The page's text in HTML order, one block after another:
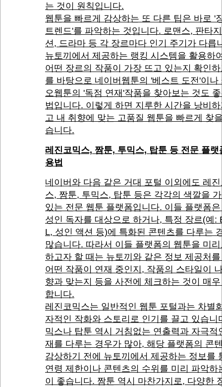
는 것이 원칙입니다.
웹툰을 빠르게 감상하는 또 다른 팁은 바로 '
트렌드'를 파악하는 것입니다. 로맨스, 판타
션, 드라마 등 각 장르마다 인기 주기가 다릅
뉴토끼에서 제공하는 랭킹 시스템을 활용하
어떤 장르의 작품이 가장 뜨고 있는지 확인
를 바탕으로 네이버웹툰의 '베스트 도전'이나
오웹툰의 '독점 연재'작품을 찾아보는 것도
법입니다. 이렇게 하면 지루한 시간을 낭비
고 내 취향에 맞는 고품질 웹툰을 빠르게 찾
습니다.
레진코믹스, 짬툰, 투믹스, 탑툰 등 전문 플랫
용법
네이버와 다음 같은 거대 포털 이외에도 레
스, 짬툰, 투믹스, 탑툰 등은 각각의 색깔을
있는 전문 웹툰 플랫폼입니다. 이들 플랫폼
성인 독자를 대상으로 하거나, 특정 장르(예:
L, 성인 액션 등)에 특화된 콘텐츠를 다루는
많습니다. 따라서 이들 플랫폼의 웹툰을 미
하고자 할 때는 뉴토끼와 같은 정보 제공처
어떤 작품이 연재 중인지, 작품의 스타일이
향과 맞는지 등을 사전에 체크하는 것이 매
합니다.
레진코믹스는 일반적인 웹툰 포털과는 차별
자적인 작화와 스토리로 인기를 끌고 있습니
믹스나 탑툰 역시 거침없는 연출력과 자극적
재를 다루는 경우가 많아, 해당 플랫폼의 콘
감상하기 전에 뉴토끼에서 제공하는 정보를
연령 제한이나 콘텐츠의 수위를 미리 파악하
이 좋습니다. 짬툰 역시 마찬가지로, 다양한